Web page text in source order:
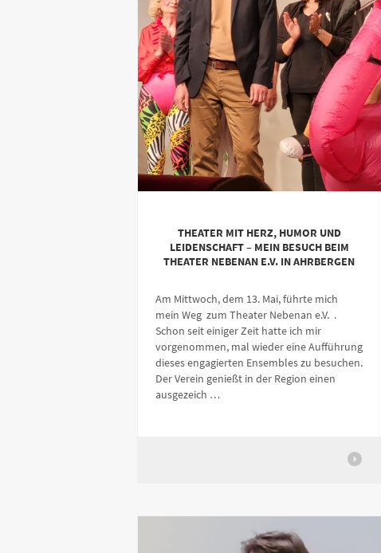
THEATER MIT HERZ, HUMOR UND
LEIDENSCHAFT – MEIN BESUCH BEIM
THEATER NEBENAN E.V. IN AHRBERGEN
Am Mittwoch, dem 13. Mai, führte mich
mein Weg zum Theater Nebenan e.V. .
Schon seit einiger Zeit hatte ich mir
vorgenommen, mal wieder eine Aufführung
dieses engagierten Ensembles zu besuchen.
Der Verein genießt in der Region einen
ausgezeich …